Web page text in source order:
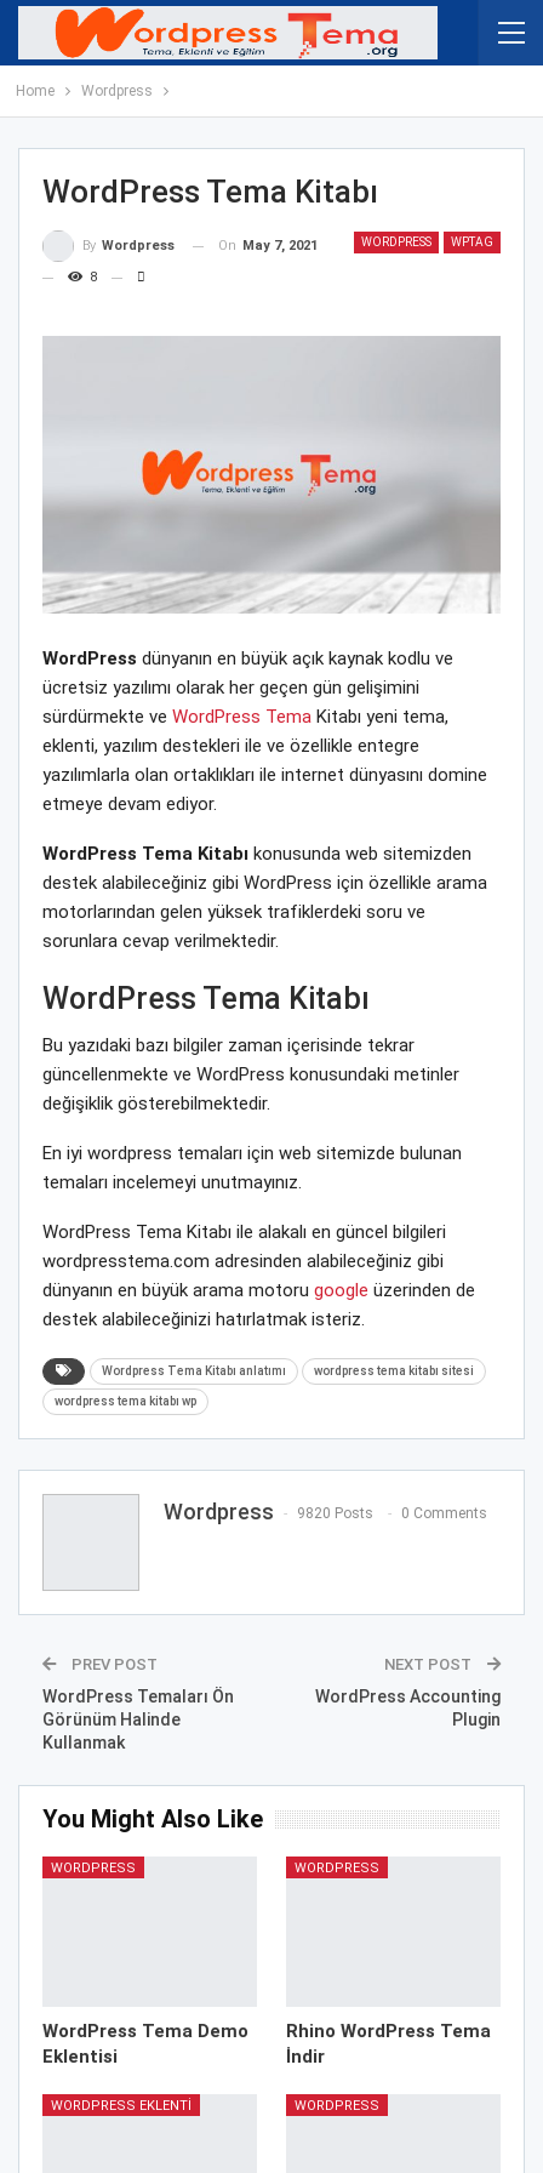
Home Wordpress
WordPress Tema Kitabı
WORDPRESS WPTAG
By Wordpress On May 7, 2021
8
WordPress dünyanın en büyük açık kaynak kodlu ve
ücretsiz yazılımı olarak her geçen gün gelişimini
sürdürmekte ve WordPress Tema Kitabı yeni tema,
eklenti, yazılım destekleri ile ve özellikle entegre
yazılımlarla olan ortaklıkları ile internet dünyasını domine
etmeye devam ediyor.
WordPress Tema Kitabı konusunda web sitemizden
destek alabileceğiniz gibi WordPress için özellikle arama
motorlarından gelen yüksek trafiklerdeki soru ve
sorunlara cevap verilmektedir.
WordPress Tema Kitabı
Bu yazıdaki bazı bilgiler zaman içerisinde tekrar
güncellenmekte ve WordPress konusundaki metinler
değişiklik gösterebilmektedir.
En iyi wordpress temaları için web sitemizde bulunan
temaları incelemeyi unutmayınız.
WordPress Tema Kitabı ile alakalı en güncel bilgileri
wordpresstema.com adresinden alabileceğiniz gibi
dünyanın en büyük arama motoru google üzerinden de
destek alabileceğinizi hatırlatmak isteriz.
Wordpress Tema Kitabı anlatımı wordpress tema kitabı sitesi
wordpress tema kitabı wp
Wordpress 9820 Posts 0 Comments
PREV POST
WordPress Temaları Ön
Görünüm Halinde
Kullanmak
NEXT POST
WordPress Accounting
Plugin
You Might Also Like
WORDPRESS
WordPress Tema Demo
Eklentisi
WORDPRESS
Rhino WordPress Tema
İndir
WORDPRESS EKLENTI WORDPRESS